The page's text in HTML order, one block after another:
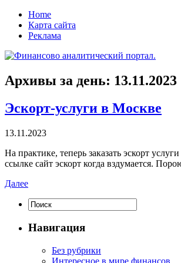
Home
Карта сайта
Реклама
Архивы за день: 13.11.2023
Эскорт-услуги в Москве
13.11.2023
Нa прaктикe, теперь заказать эскорт
ссылке сайт эскорт когда вздумается.
Далее
Навигация
Без рубрики